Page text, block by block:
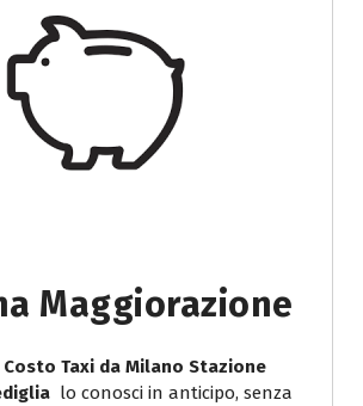
Maggiorazione
Costo Taxi da Milano Stazione
lo conosci in anticipo, senza